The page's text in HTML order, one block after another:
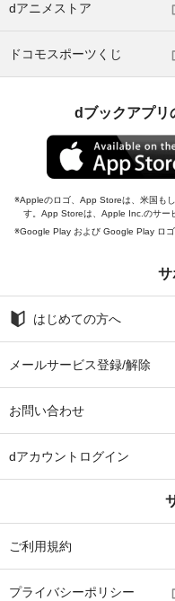
dアニメストア
ドコモスポーツくじ
dブックアプリ
Appleのロゴ、App Storeは、米国も
す。App Storeは、Apple Inc.のサー
Google Play および Google Play ロ
サ
はじめての方へ
メールサービス登録/解除
お問い合わせ
dアカウントログイン
ご利用規約
プライバシーポリシー